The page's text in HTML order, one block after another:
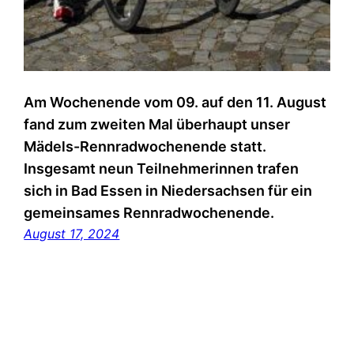
Am Wochenende vom 09. auf den 11. August
fand zum zweiten Mal überhaupt unser
Mädels-Rennradwochenende statt.
Insgesamt neun Teilnehmerinnen trafen
sich in Bad Essen in Niedersachsen für ein
gemeinsames Rennradwochenende.
August 17, 2024